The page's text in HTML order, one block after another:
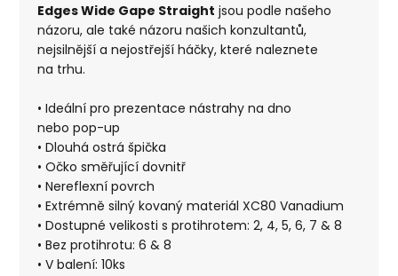
Edges Wide Gape Straight jsou podle našeho
názoru, ale také názoru našich konzultantů,
nejsilnější a nejostřejší háčky, které naleznete
na trhu.
• Ideální pro prezentace nástrahy na dno
nebo pop-up
• Dlouhá ostrá špička
• Očko směřující dovnitř
• Nereflexní povrch
• Extrémně silný kovaný materiál XC80 Vanadium
• Dostupné velikosti s protihrotem: 2, 4, 5, 6, 7 & 8
• Bez protihrotu: 6 & 8
• V balení: 10ks